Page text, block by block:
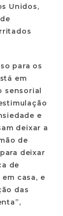
Unidos,
para os
em
sensorial
e
deixar a
de
deixar
de
casa, e
das